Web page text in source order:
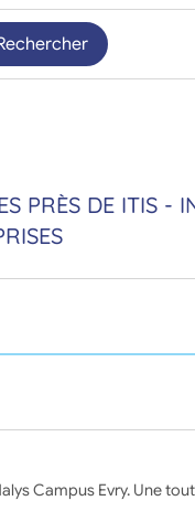
PRÈS DE ITIS -
Campus Evry. Une